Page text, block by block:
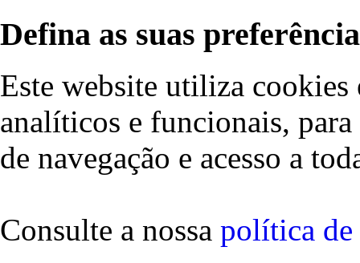
Defina as suas
Este website utiliza cookies
analíticos e funcionais,
de navegação e acesso a
Consulte a nossa política de